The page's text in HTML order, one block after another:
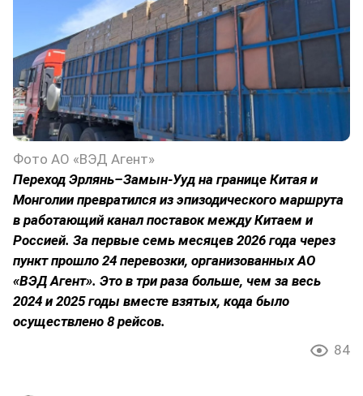
Фото АО «ВЭД Агент»
Переход Эрлянь–Замын-Ууд на границе Китая и
Монголии превратился из эпизодического маршрута
в работающий канал поставок между Китаем и
Россией. За первые семь месяцев 2026 года через
пункт прошло 24 перевозки, организованных АО
«ВЭД Агент». Это в три раза больше, чем за весь
2024 и 2025 годы вместе взятых, кода было
осуществлено 8 рейсов.
84